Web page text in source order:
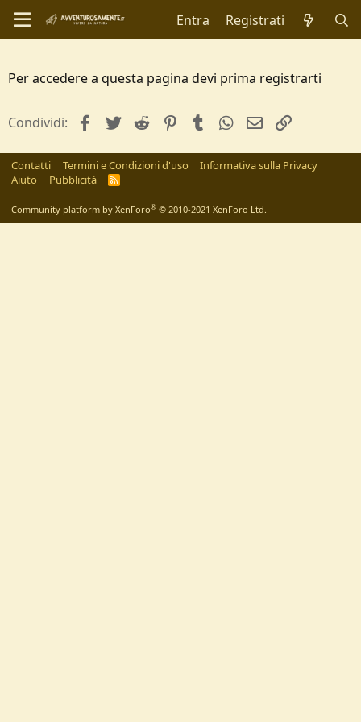
Entra Registrati
Per accedere a questa pagina devi prima registrarti
Condividi: facebookTwitterReddit PinterestTumblrWhatsApp
e-mail
Contatti Termini e Condizioni d'uso
Informativa sulla Privacy
Aiuto
Pubblicità
R
Community platform by XenForo® © 2010-2021 XenForo Ltd.